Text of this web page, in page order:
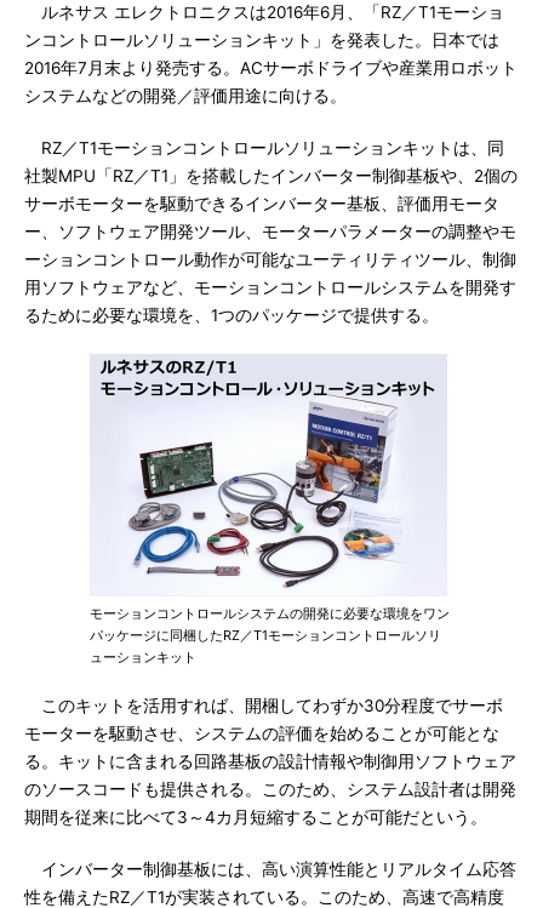
ルネサス エレクトロニクスは2016年6月、「RZ／T1モーショ
ンコントロールソリューションキット」を発表した。日本では
2016年7月末より発売する。ACサーボドライブや産業用ロボット
システムなどの開発／評価用途に向ける。
RZ／T1モーションコントロールソリューションキットは、同
社製MPU「RZ／T1」を搭載したインバーター制御基板や、2個の
サーボモーターを駆動できるインバーター基板、評価用モータ
ー、ソフトウェア開発ツール、モーターパラメーターの調整やモ
ーションコントロール動作が可能なユーティリティツール、制御
用ソフトウェアなど、モーションコントロールシステムを開発す
るために必要な環境を、1つのパッケージで提供する。
モーションコントロールシステムの開発に必要な環境をワン
パッケージに同梱したRZ／T1モーションコントロールソリ
ューションキット
このキットを活用すれば、開梱してわずか30分程度でサーボ
モーターを駆動させ、システムの評価を始めることが可能とな
る。キットに含まれる回路基板の設計情報や制御用ソフトウェア
のソースコードも提供される。このため、システム設計者は開発
期間を従来に比べて3～4カ月短縮することが可能だという。
インバーター制御基板には、高い演算性能とリアルタイム応答
性を備えたRZ／T1が実装されている。このため、高速で高精度